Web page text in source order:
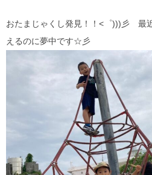
おたまじゃくし発見！！<゜)))彡 最
えるのに夢中です☆彡